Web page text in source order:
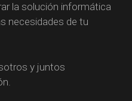
la solución informática
necesidades de tu
y juntos